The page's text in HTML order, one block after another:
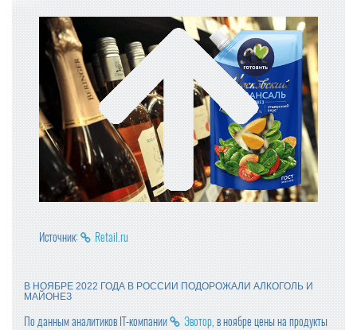
Источник: Retail.ru
В НОЯБРЕ 2022 ГОДА В РОССИИ ПОДОРОЖАЛИ АЛКОГОЛЬ И
МАЙОНЕЗ
По данным аналитиков IT-компании Эвотор, в ноябре цены на продукты